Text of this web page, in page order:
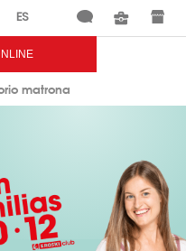
matrona